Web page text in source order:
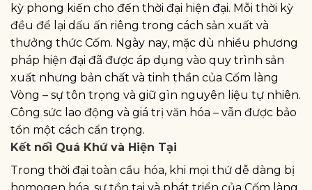
kỳ phong kiến cho đến thời đại hiện đại. Mỗi thời kỳ
đều để lại dấu ấn riêng trong cách sản xuất và
thưởng thức Cốm. Ngày nay, mặc dù nhiều phương
pháp hiện đại đã được áp dụng vào quy trình sản
xuất nhưng bản chất và tinh thần của Cốm làng
Vòng – sự tôn trọng và giữ gìn nguyên liệu tự nhiên.
Công sức lao động và giá trị văn hóa – vẫn được bảo
tồn một cách cẩn trọng.
Kết nối Quá Khứ và Hiện Tại
Trong thời đại toàn cầu hóa, khi mọi thứ dễ dàng bị